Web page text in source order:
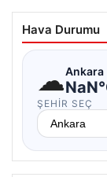
Hava Durumu
☁Ankara
ŞEHIR SEÇ